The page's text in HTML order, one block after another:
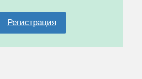
Регистрация